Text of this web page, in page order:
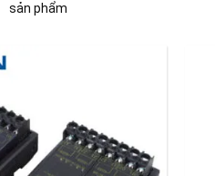
sản phẩm